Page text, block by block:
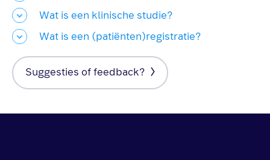
Wat is een klinische studie?
Wat is een (patiënten)registratie?
Suggesties of feedback?